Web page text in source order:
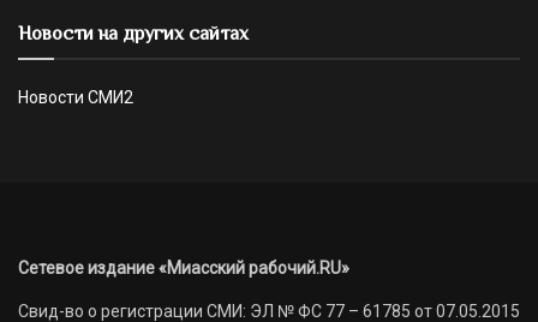
Новости на других сайтах
Новости СМИ2
Сетевое издание «Миасский рабочий.RU»
Свид-во о регистрации СМИ: ЭЛ № ФС 77 – 61785 от 07.05.2015